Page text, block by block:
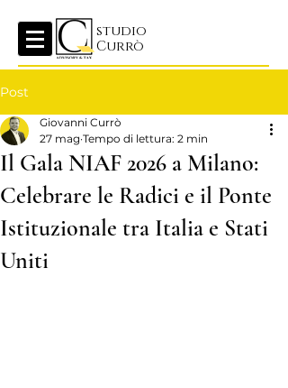
studio
Currò
Post
Il Gala NIAF 2026 a Milano:
Celebrare le Radici e il Ponte
Istituzionale tra Italia e Stati
Uniti
Giovanni Currò
27 mag Tempo di lettura: 2 min